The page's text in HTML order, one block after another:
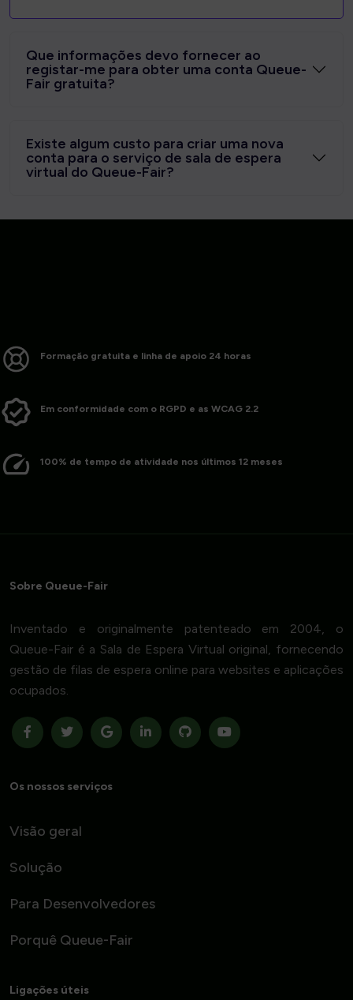
Que informações devo fornecer ao
registar-me para obter uma conta Queue-
Fair gratuita?
Existe algum custo para criar uma nova
conta para o serviço de sala de espera
virtual do Queue-Fair?
Formação gratuita e linha de apoio 24 horas
Em conformidade com o RGPD e as WCAG 2.2
100% de tempo de atividade nos últimos 12 meses
Sobre Queue-Fair
Inventado e originalmente patenteado em 2004, o
Queue-Fair é a Sala de Espera Virtual original, fornecendo
gestão de filas de espera online para websites e aplicações
ocupados.
Os nossos serviços
Visão geral
Solução
Para Desenvolvedores
Porquê Queue-Fair
Ligações úteis